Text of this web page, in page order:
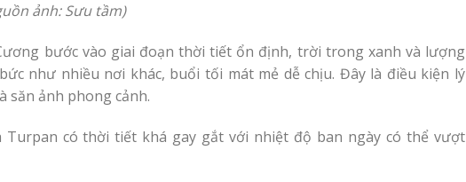
ảnh: Sưu tầm)
bước vào giai đoạn thời tiết ổn định, trời trong xanh và lượng
như nhiều nơi khác, buổi tối mát mẻ dễ chịu. Đây là điều kiện lý
săn ảnh phong cảnh.
có thời tiết khá gay gắt với nhiệt độ ban ngày có thể vượt